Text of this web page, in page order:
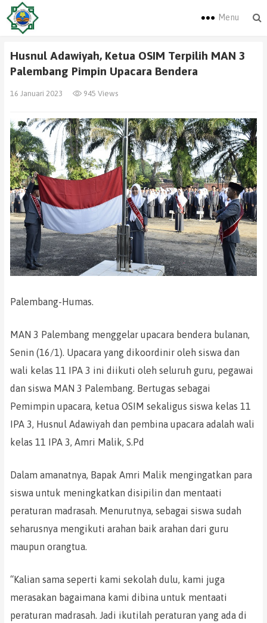
Menu
Husnul Adawiyah, Ketua OSIM Terpilih MAN 3
Palembang Pimpin Upacara Bendera
16 Januari 2023 945 Views
Palembang-Humas.
MAN 3 Palembang menggelar upacara bendera bulanan,
Senin (16/1). Upacara yang dikoordinir oleh siswa dan
wali kelas 11 IPA 3 ini diikuti oleh seluruh guru, pegawai
dan siswa MAN 3 Palembang. Bertugas sebagai
Pemimpin upacara, ketua OSIM sekaligus siswa kelas 11
IPA 3, Husnul Adawiyah dan pembina upacara adalah wali
kelas 11 IPA 3, Amri Malik, S.Pd
Dalam amanatnya, Bapak Amri Malik mengingatkan para
siswa untuk meningkatkan disipilin dan mentaati
peraturan madrasah. Menurutnya, sebagai siswa sudah
seharusnya mengikuti arahan baik arahan dari guru
maupun orangtua.
“Kalian sama seperti kami sekolah dulu, kami juga
merasakan bagaimana kami dibina untuk mentaati
peraturan madrasah. Jadi ikutilah peraturan yang ada di